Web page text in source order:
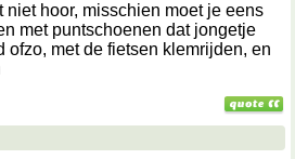
niet hoor, misschien moet je eens
met puntschoenen dat jongetje
ofzo, met de fietsen klemrijden, en